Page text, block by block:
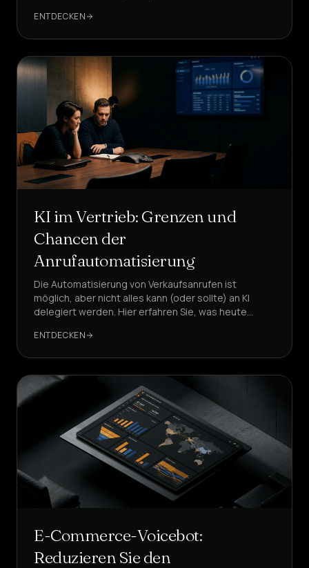
ENTDECKEN
KI im Vertrieb: Grenzen und
Chancen der
Anrufautomatisierung
Die Automatisierung von Verkaufsanrufen ist
möglich, aber nicht alles kann (oder sollte) an KI
delegiert werden. Hier erfahren Sie, was heute
produktive und konforme Lösung strukturieren
ENTDECKEN
E-Commerce-Voicebot:
Reduzieren Sie den